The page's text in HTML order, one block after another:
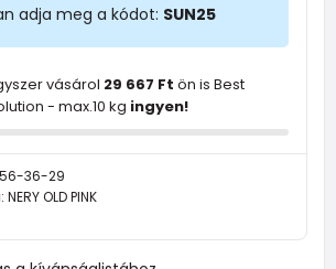
adja meg a kódot: SUN25
vásárol 29 667 Ft ön is Best
- max.10 kg ingyen!
36-29
: NERY OLD PINK